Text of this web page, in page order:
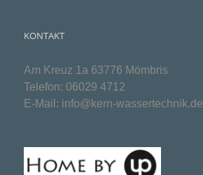
KONTAKT
Am Kreuz 1a 63776 Mömbris
Telefon:06029 4712
E-Mail: info@kern-wassertechnik.de